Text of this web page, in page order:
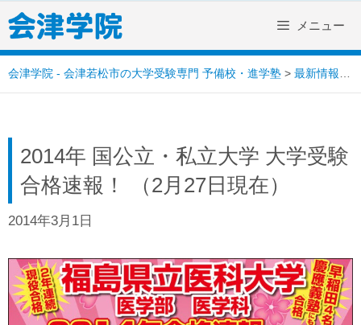
Skip
to
content
メニュー
会津学院 - 会津若松市の大学受験専門 予備校・進学塾 > 最新情報 >
2014年 国公立・私立大学 大学受験
合格速報！ （2月27日現在）
2014年3月1日